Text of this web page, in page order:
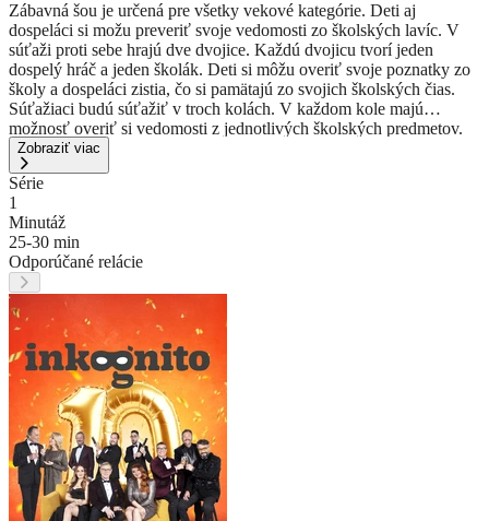
Zábavná šou je určená pre všetky vekové kategórie. Deti aj
dospeláci si možu preveriť svoje vedomosti zo školských lavíc. V
súťaži proti sebe hrajú dve dvojice. Každú dvojicu tvorí jeden
dospelý hráč a jeden školák. Deti si môžu overiť svoje poznatky zo
školy a dospeláci zistia, čo si pamätajú zo svojich školských čias.
Súťažiaci budú súťažiť v troch kolách. V každom kole majú
možnosť overiť si vedomosti z jednotlivých školských predmetov.
Každý mal v škole svoje obľúbené, no aj menej obľúbené predmety
a keďže je hra postavená na dvoch súťažných dvojiciach, ukáže sa,
kto je v ktorom predmete zdatnejší. Úspešní súťažiaci budú
samozrejme odmenení, no ani porazení neopustia súťaž bez odmeny
za účasť v hre.
Zobraziť viac
Série
1
Minutáž
25-30 min
Odporúčané relácie